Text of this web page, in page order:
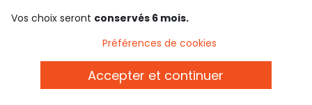
besoin d'aide ?
le club fidélité
Vos choix seront conservés 6 mois.
Préférences de cookies
Accepter et continuer